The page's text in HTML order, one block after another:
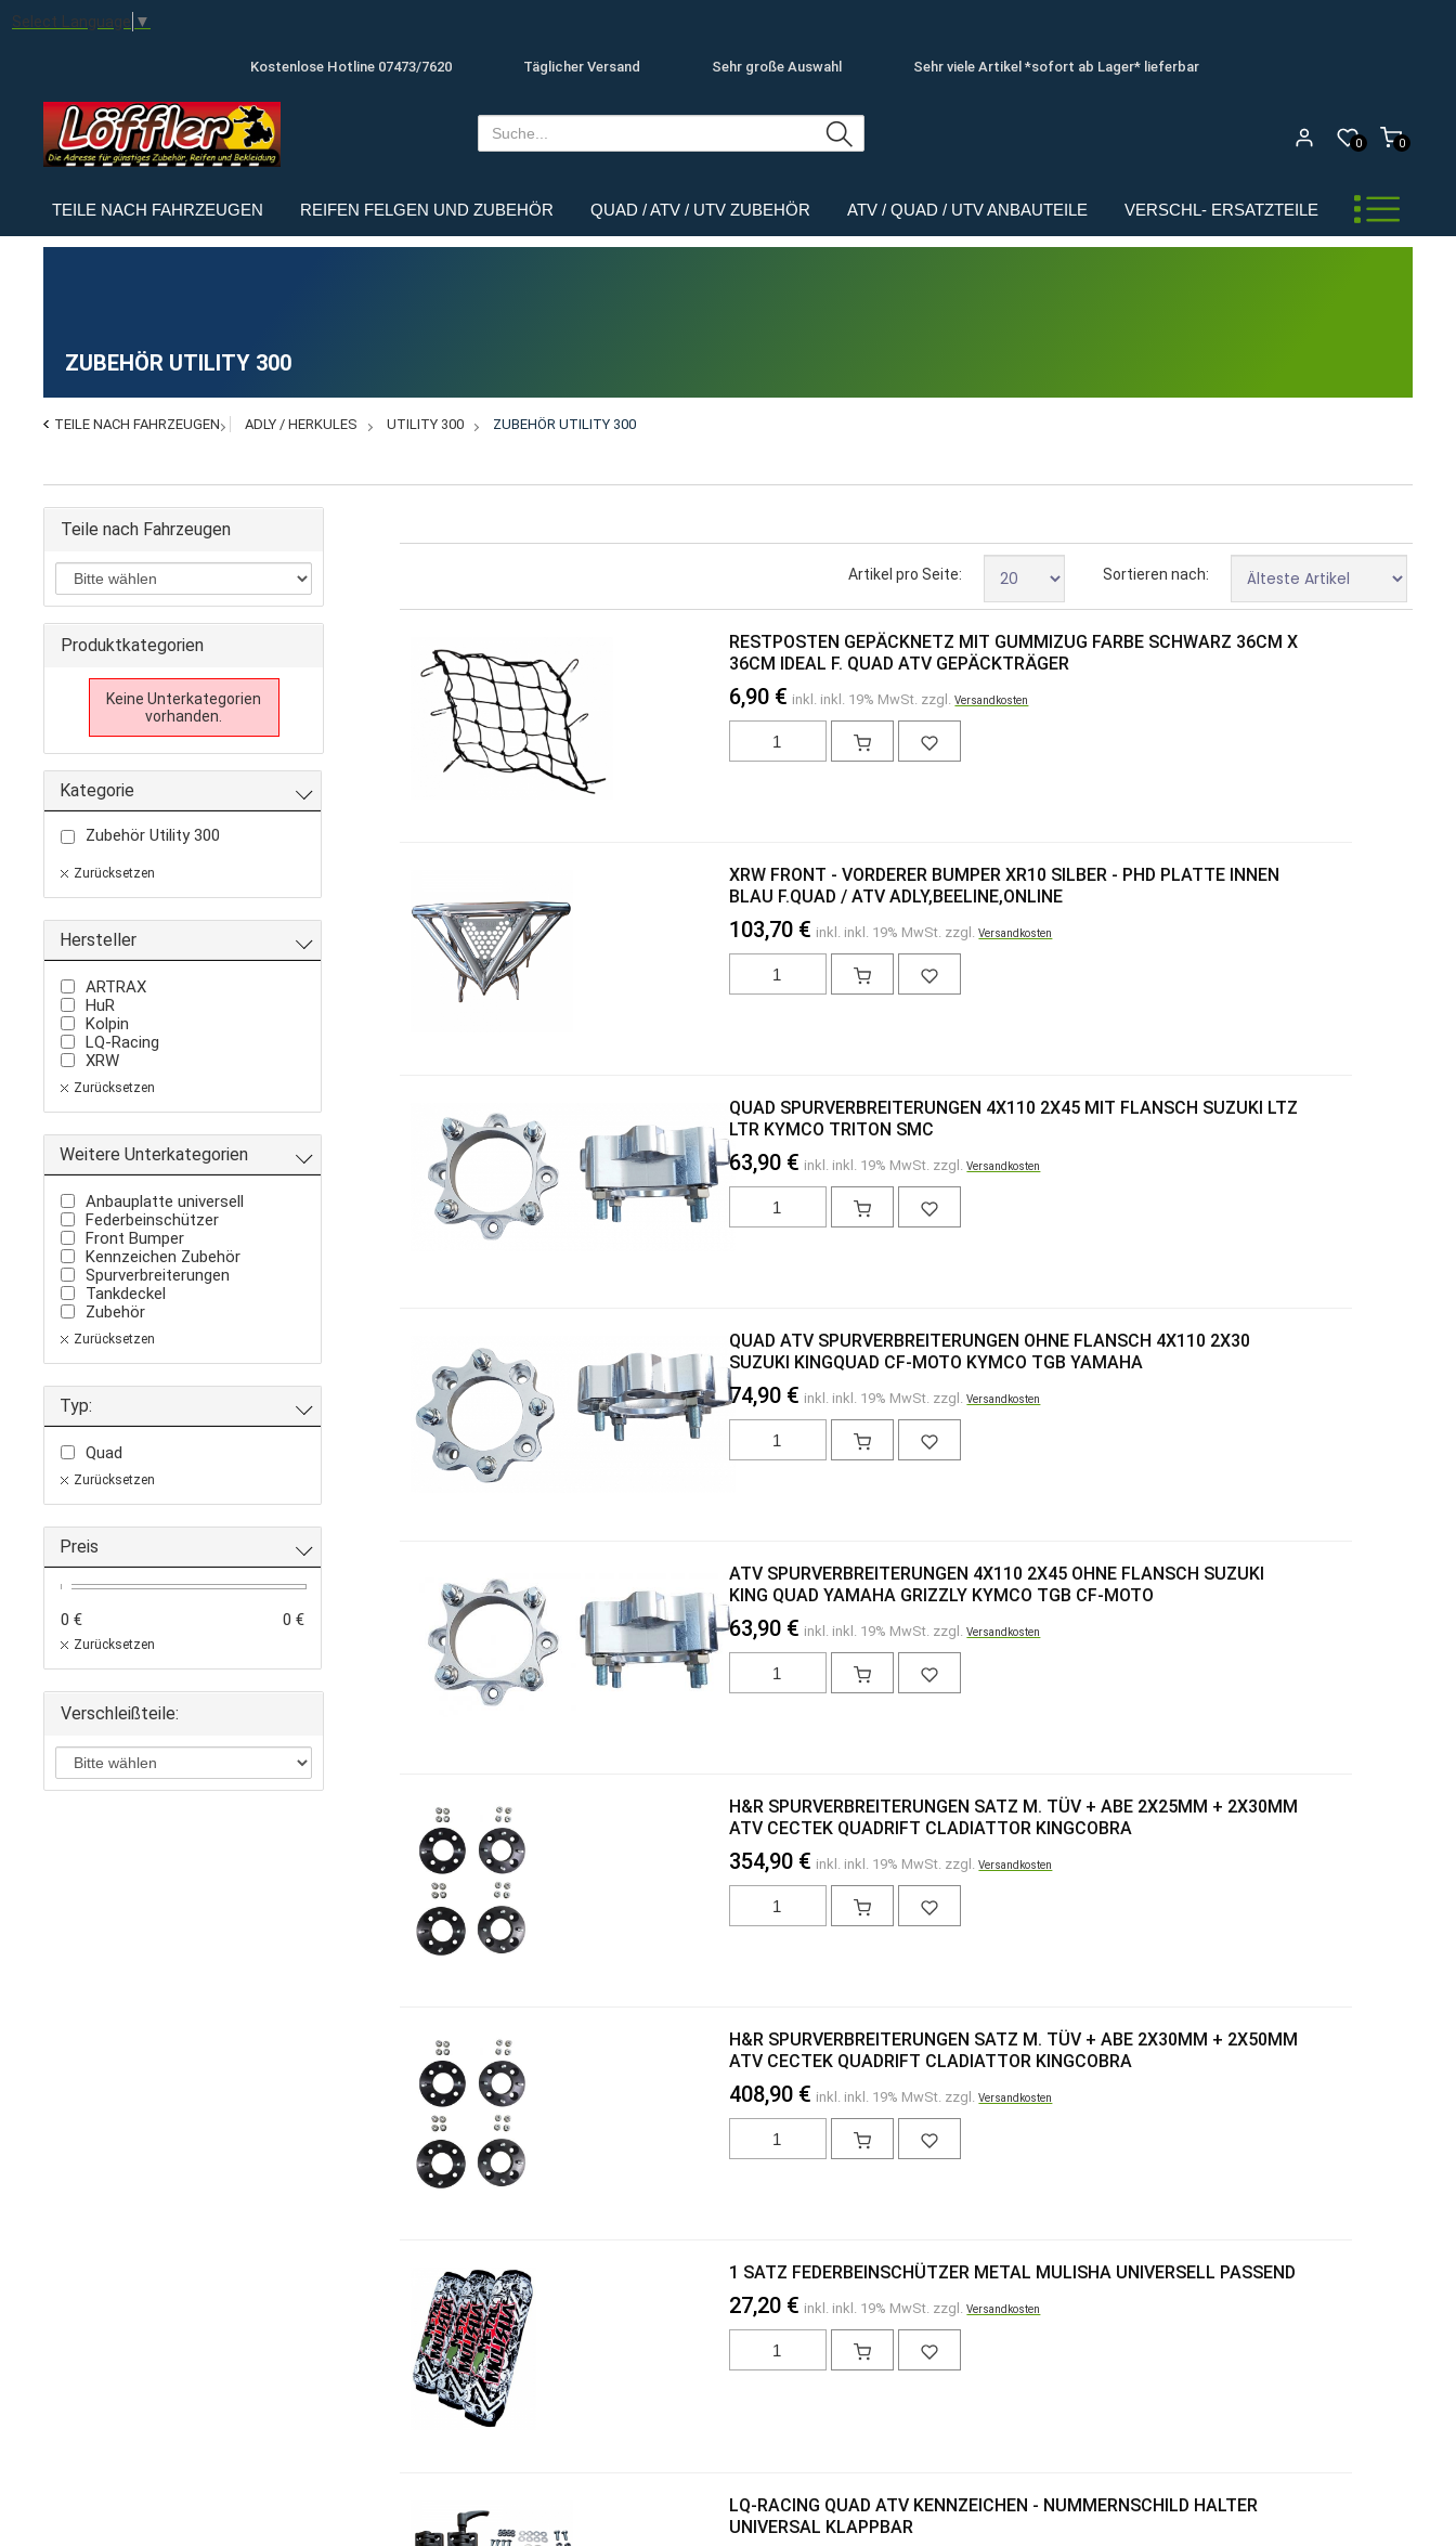
Select Language ▼
Kostenlose Hotline 07473/7620 Täglicher Versand Sehr große Auswahl Sehr viele Artikel *sofort ab Lager* lieferbar
0
0
TEILE NACH FAHRZEUGEN REIFEN FELGEN UND ZUBEHÖR QUAD / ATV / UTV ZUBEHÖR ATV / QUAD / UTV ANBAUTEILE VERSCHL- ERSATZTEILE
ZUBEHÖR UTILITY 300
TEILE NACH FAHRZEUGEN ADLY / HERKULES UTILITY 300 ZUBEHÖR UTILITY 300
Teile nach Fahrzeugen
Produktkategorien
Keine Unterkategorien
vorhanden.
Kategorie
Zubehör Utility 300
Zurücksetzen
Hersteller
ARTRAX
HuR
Kolpin
LQ-Racing
XRW
Zurücksetzen
Weitere Unterkategorien
Anbauplatte universell
Federbeinschützer
Front Bumper
Kennzeichen Zubehör
Spurverbreiterungen
Tankdeckel
Zubehör
Zurücksetzen
Typ:
Quad
Zurücksetzen
Preis
0 € 0 €
Zurücksetzen
Verschleißteile:
Sortieren nach:
Artikel pro Seite:
RESTPOSTEN GEPÄCKNETZ MIT GUMMIZUG FARBE SCHWARZ 36CM X
36CM IDEAL F. QUAD ATV GEPÄCKTRÄGER
6,90 € inkl. inkl. 19% MwSt. zzgl.Versandkosten
XRW FRONT - VORDERER BUMPER XR10 SILBER - PHD PLATTE INNEN
BLAU F.QUAD / ATV ADLY,BEELINE,ONLINE
103,70 € inkl. inkl. 19% MwSt. zzgl.Versandkosten
QUAD SPURVERBREITERUNGEN 4X110 2X45 MIT FLANSCH SUZUKI LTZ
LTR KYMCO TRITON SMC
63,90 € inkl. inkl. 19% MwSt. zzgl.Versandkosten
QUAD ATV SPURVERBREITERUNGEN OHNE FLANSCH 4X110 2X30
SUZUKI KINGQUAD CF-MOTO KYMCO TGB YAMAHA
74,90 € inkl. inkl. 19% MwSt. zzgl.Versandkosten
ATV SPURVERBREITERUNGEN 4X110 2X45 OHNE FLANSCH SUZUKI
KING QUAD YAMAHA GRIZZLY KYMCO TGB CF-MOTO
63,90 € inkl. inkl. 19% MwSt. zzgl.Versandkosten
H&R SPURVERBREITERUNGEN SATZ M. TÜV + ABE 2X25MM + 2X30MM
ATV CECTEK QUADRIFT CLADIATTOR KINGCOBRA
354,90 € inkl. inkl. 19% MwSt. zzgl.Versandkosten
H&R SPURVERBREITERUNGEN SATZ M. TÜV + ABE 2X30MM + 2X50MM
ATV CECTEK QUADRIFT CLADIATTOR KINGCOBRA
408,90 € inkl. inkl. 19% MwSt. zzgl.Versandkosten
1 SATZ FEDERBEINSCHÜTZER METAL MULISHA UNIVERSELL PASSEND
27,20 € inkl. inkl. 19% MwSt. zzgl.Versandkosten
LQ-RACING QUAD ATV KENNZEICHEN - NUMMERNSCHILD HALTER
UNIVERSAL KLAPPBAR